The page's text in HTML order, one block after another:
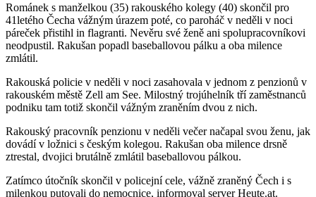
Románek s manželkou (35) rakouského kolegy (40) skončil pro
41letého Čecha vážným úrazem poté, co paroháč v neděli v noci
páreček přistihl in flagranti. Nevěru své ženě ani spolupracovníkovi
neodpustil. Rakušan popadl baseballovou pálku a oba milence
zmlátil.
Rakouská policie v neděli v noci zasahovala v jednom z penzionů v
rakouském městě Zell am See. Milostný trojúhelník tří zaměstnanců
podniku tam totiž skončil vážným zraněním dvou z nich.
Rakouský pracovník penzionu v neděli večer načapal svou ženu, jak
dovádí v ložnici s českým kolegou. Rakušan oba milence drsně
ztrestal, dvojici brutálně zmlátil baseballovou pálkou.
Zatímco útočník skončil v policejní cele, vážně zraněný Čech i s
milenkou putovali do nemocnice, informoval server Heute.at.